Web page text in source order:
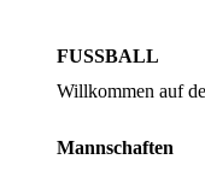
FUSSBALL
Willkommen auf
Mannschaften